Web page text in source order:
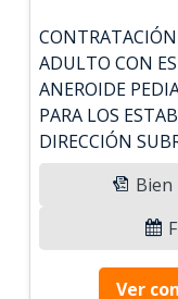
ADULTO CON
ANEROIDE
PARA LOS
DIRECCIÓN
Bien
Ver